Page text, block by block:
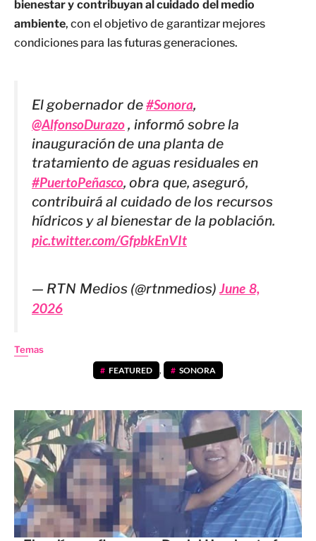
bienestar y contribuyan al cuidado del medio
ambiente, con el objetivo de garantizar mejores
condiciones para las futuras generaciones.
El gobernador de#Sonora,
@AlfonsoDurazo, informó sobre la
inauguración de una planta de
tratamiento de aguas residuales en
#PuertoPeñasco, obra que, aseguró,
contribuirá al cuidado de los recursos
hídricos y al bienestar de la población.
pic.twitter.com/GfpbkEnVIt
— RTN Medios (@rtnmedios)June 8,
2026
Temas
FEATURED , SONORA